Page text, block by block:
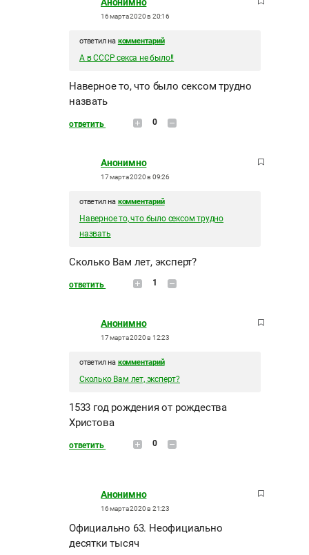
16 марта 2020 в 20:16
ответил на комментарий
А в СССР секса не было!!
Наверное то, что было сексом трудно
назвать
ответить 0
Анонимно
17 марта 2020 в 09:26
ответил на комментарий
Наверное то, что было сексом трудно
назвать
Сколько Вам лет, эксперт?
ответить 1
Анонимно
17 марта 2020 в 12:23
ответил на комментарий
Сколько Вам лет, эксперт?
1533 год рождения от рождества
Христова
ответить 0
Анонимно
16 марта 2020 в 21:23
Официально 63. Неофициально
десятки тысяч